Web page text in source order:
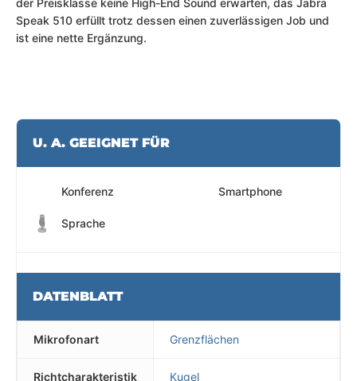
der Preisklasse keine High-End Sound erwarten, das Jabra
Speak 510 erfüllt trotz dessen einen zuverlässigen Job und
ist eine nette Ergänzung.
U. A. GEEIGNET FÜR
Konferenz Smartphone
Sprache
DATENBLATT
Mikrofonart Grenzflächen
Richtcharakteristik Kugel